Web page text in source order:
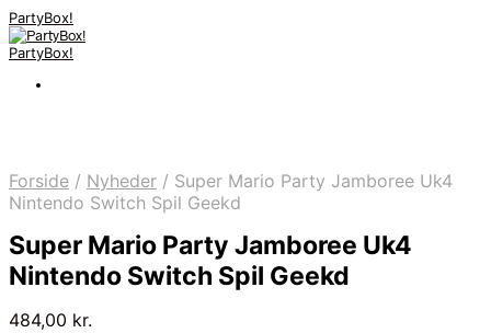
PartyBox!
PartyBox!
Forside / Nyheder / Super Mario Party Jamboree Uk4
Nintendo Switch Spil Geekd
Super Mario Party Jamboree Uk4
Nintendo Switch Spil Geekd
484,00 kr.